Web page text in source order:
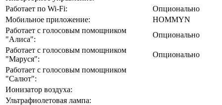
Работает по Wi-Fi:
Опционально
Мобильное приложение:
HOMMYN
Работает с голосовым помощником
"Алиса":
Опционально
Работает с голосовым помощником
"Маруся":
Опционально
Работает с голосовым помощником
"Салют":
Ионизатор воздуха:
Ультрафиолетовая лампа: